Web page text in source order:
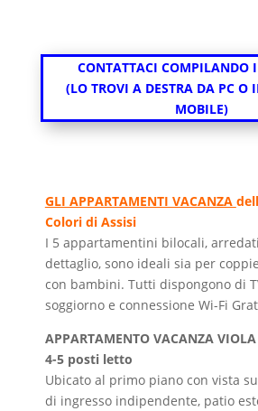
CONTATTACI COMPILANDO
(LO TROVI A DESTRA DA PC O
MOBILE)
GLI APPARTAMENTI VACANZA
Colori di Assisi
I 5 appartamentini bilocali,
dettaglio, sono ideali sia per
con bambini. Tutti dispongono di
soggiorno e connessione Wi-Fi
APPARTAMENTO VACANZA VIOLA
4-5 posti letto
Ubicato al primo piano con vista
di ingresso indipendente, patio